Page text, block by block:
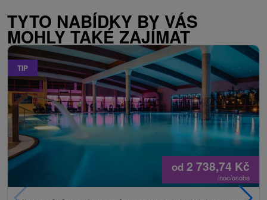
TYTO NABÍDKY BY VÁS
MOHLY TAKÉ ZAJÍMAT
TIP
od 2 738,74 Kč
/noc/osoba